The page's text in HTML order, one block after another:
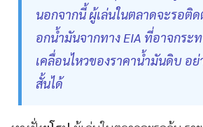
นอกจากนี้ ผู้เล่นในตลาดจะรอติ
อกน้ำมันจากทาง EIA ที่อาจกระ
เคลื่อนไหวของราคาน้ำมันดิบ อย่
สั้นได้